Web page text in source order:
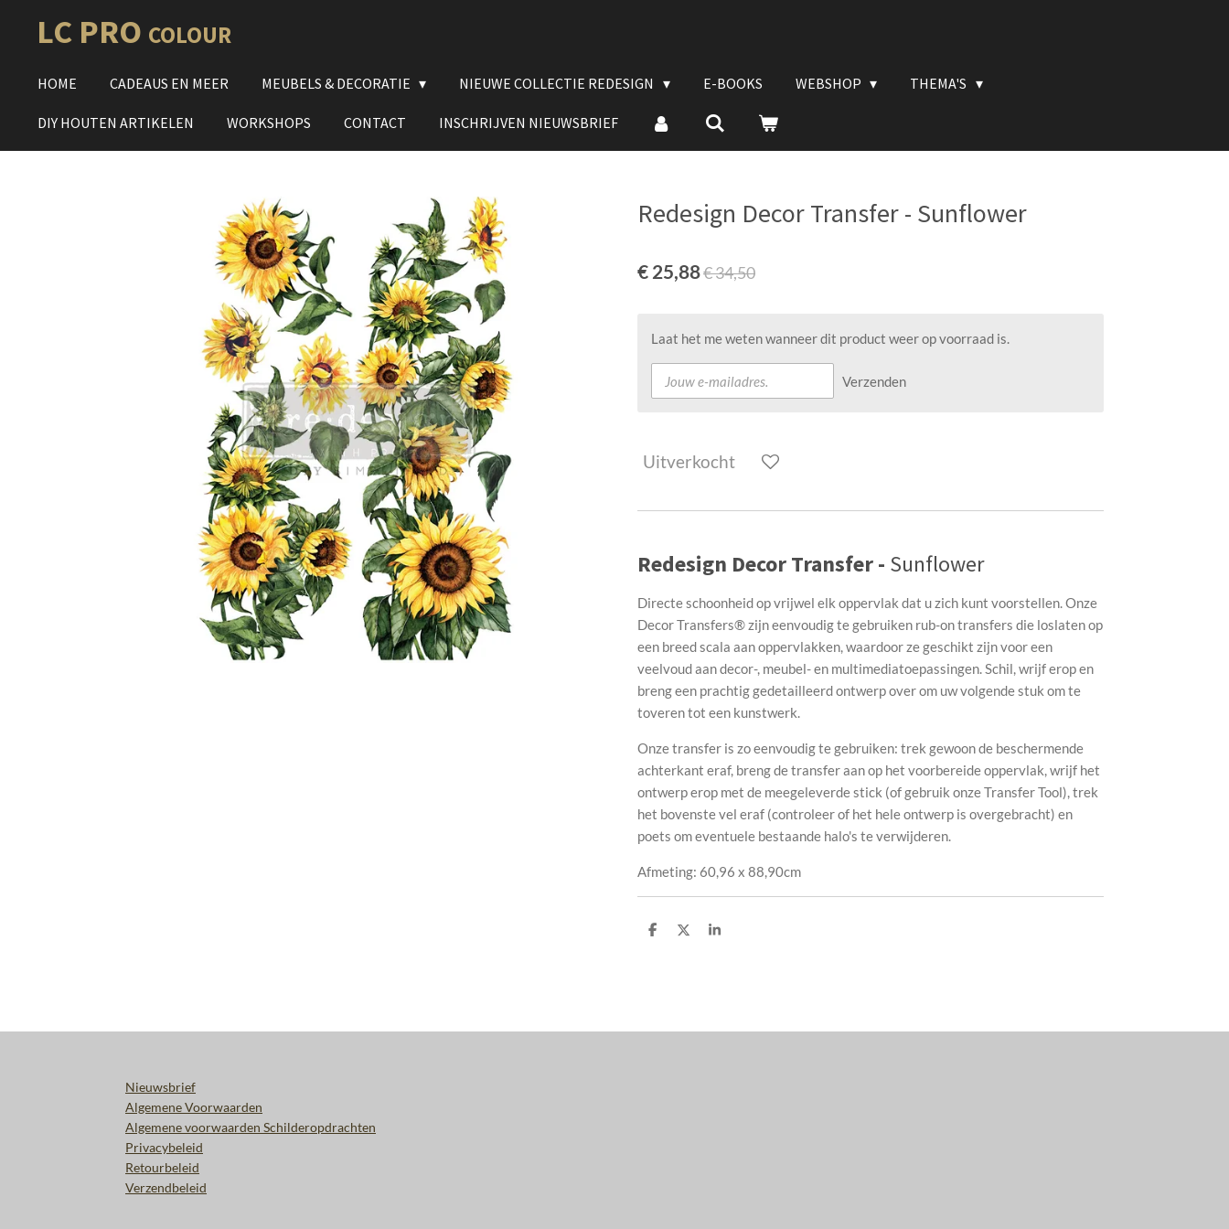
directLC PRO COLOUR
HOME CADEAUS EN MEER MEUBELS & DECORATIE NIEUWE COLLECTIE REDESIGN E-BOOKS WEBSHOP THEMA'S
DIY HOUTEN ARTIKELEN WORKSHOPS CONTACT INSCHRIJVEN NIEUWSBRIEF
Redesign Decor Transfer - Sunflower
€ 25,88€ 34,50
Laat het me weten wanneer dit product weer op voorraad is.
Verzenden
Uitverkocht
Redesign Decor Transfer - Sunflower
Directe schoonheid op vrijwel elk oppervlak dat u zich kunt voorstellen. Onze
Decor Transfers® zijn eenvoudig te gebruiken rub-on transfers die loslaten op
een breed scala aan oppervlakken, waardoor ze geschikt zijn voor een
veelvoud aan decor-, meubel- en multimediatoepassingen. Schil, wrijf erop en
breng een prachtig gedetailleerd ontwerp over om uw volgende stuk om te
toveren tot een kunstwerk.
Onze transfer is zo eenvoudig te gebruiken: trek gewoon de beschermende
achterkant eraf, breng de transfer aan op het voorbereide oppervlak, wrijf het
ontwerp erop met de meegeleverde stick (of gebruik onze Transfer Tool), trek
het bovenste vel eraf (controleer of het hele ontwerp is overgebracht) en
poets om eventuele bestaande halo's te verwijderen.
Afmeting: 60,96 x 88,90cm
D
D
S
Nieuwsbrief
Algemene Voorwaarden
Algemene voorwaarden Schilderopdrachten
Privacybeleid
Retourbeleid
Verzendbeleid